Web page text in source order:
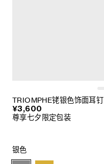
TRIOMPHE铑银色饰面耳钉
¥3,600
尊享七夕限定包装
银色